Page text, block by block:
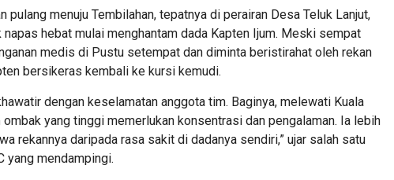
pulang menuju Tembilahan, tepatnya di perairan Desa Teluk Lanjut,
napas hebat mulai menghantam dada Kapten Ijum. Meski sempat
medis di Pustu setempat dan diminta beristirahat oleh rekan
bersikeras kembali ke kursi kemudi.
dengan keselamatan anggota tim. Baginya, melewati Kuala
ombak yang tinggi memerlukan konsentrasi dan pengalaman. Ia lebih
rekannya daripada rasa sakit di dadanya sendiri,” ujar salah satu
yang mendampingi.